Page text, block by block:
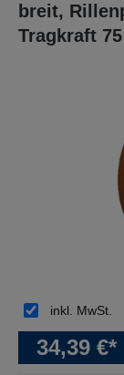
breit,
Tragkraft
34,39 €*
inkl. MwSt.